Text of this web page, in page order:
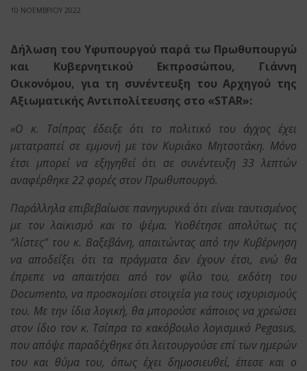
10 ΝΟΕΜΒΡΙΟΥ 2022
Δήλωση του Υφυπουργού παρά τω Πρωθυπουργώ
και Κυβερνητικού Εκπροσώπου, Γιάννη
Οικονόμου, για τη συνέντευξη του Αρχηγού της
Αξιωματικής Αντιπολίτευσης στο «STAR»:
«Ο κ. Τσίπρας έδειξε ότι το πολιτικό του άγχος έχει
μετατραπεί σε εμμονή με τον Κυριάκο Μητσοτάκη. Μόνο
έτσι μπορεί να εξηγηθεί ότι σε συνέντευξη 33 λεπτών
αναφέρθηκε 22 φορές στον Πρωθυπουργό.
Παράλληλα επιβεβαίωσε πανηγυρικά ότι είναι ταυτισμένος
με τον λαϊκισμό και το ψέμα. Υιοθέτησε απολύτως τις
“λίστες” του κ. Βαξεβάνη, απαιτώντας από την Κυβέρνηση
να αποδείξει ότι τα πράγματα δεν έχουν έτσι, ενώ θα
έπρεπε να απαιτήσει από τον φίλο του, εκδότη του
Documento, να προσκομίσει στοιχεία για τους ισχυρισμούς
του. Με την ίδια λογική, θα μπορούσε κάποιος να χρεώσει
στον ίδιο τον κ. Τσίπρα το κακόβουλο λογισμικό Pegasus,
που απόψε παραδέχθηκε ότι λειτουργούσε επί των ημερών
του και θύμα του, όπως έχει δημοσιευθεί, έπεσε και ο